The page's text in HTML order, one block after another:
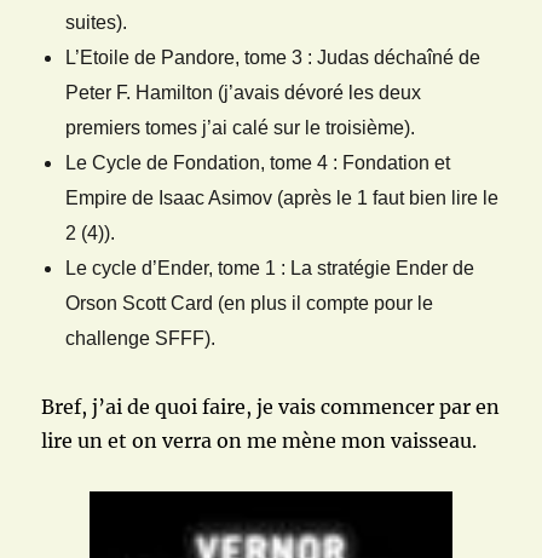
suites).
L’Etoile de Pandore, tome 3 : Judas déchaîné de
Peter F. Hamilton (j’avais dévoré les deux
premiers tomes j’ai calé sur le troisième).
Le Cycle de Fondation, tome 4 : Fondation et
Empire de Isaac Asimov (après le 1 faut bien lire le
2 (4)).
Le cycle d’Ender, tome 1 : La stratégie Ender de
Orson Scott Card (en plus il compte pour le
challenge SFFF).
Bref, j’ai de quoi faire, je vais commencer par en
lire un et on verra on me mène mon vaisseau.